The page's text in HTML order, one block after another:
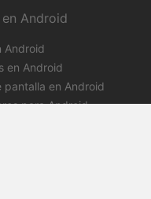
Android
Android
en Android
pantalla en Android
para Android